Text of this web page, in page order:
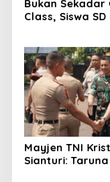
Bukan Sekadar
Class, Siswa
Mayjen TNI
Sianturi: